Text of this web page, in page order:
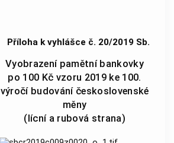
Příloha k vyhlášce č. 20/2019 Sb.
Vyobrazení pamětní bankovky
po 100 Kč vzoru 2019 ke 100.
výročí budování československé
měny
(lícní a rubová strana)